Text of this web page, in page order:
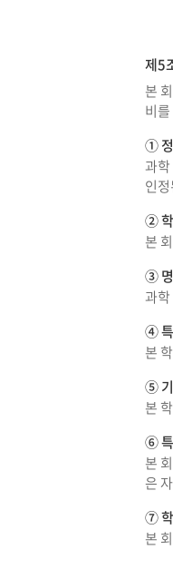
제5
본
비
①
과
인
②
본
③
과
④
본
⑤
본
⑥ 특
본
은 자
⑦ 학
본